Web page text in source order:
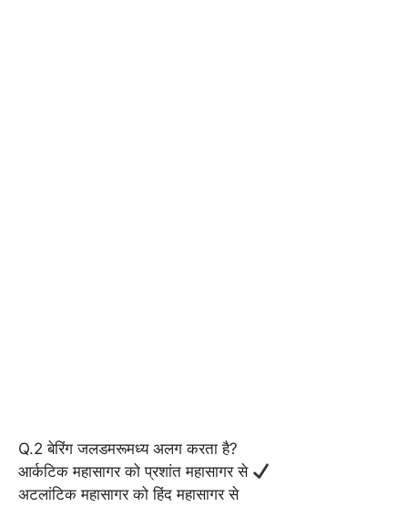
Q.2 बेरिंग जलडमरूमध्य अलग करता है?
आर्कटिक महासागर को प्रशांत महासागर से
अटलांटिक महासागर को हिंद महासागर से